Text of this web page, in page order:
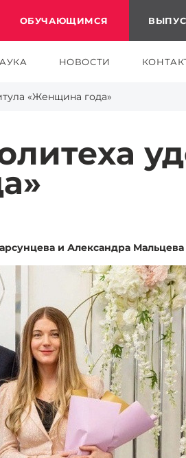
ОБУЧАЮЩИМСЯ
НОВОСТИ
«Женщина года»
и Александра Мальцева